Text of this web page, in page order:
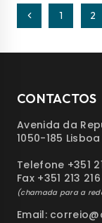
Page
Página
1 2
CONTACTOS
Avenida da
1050-185 Lisboa
Telefone +351
Fax +351 213
(chamada para a
Email: